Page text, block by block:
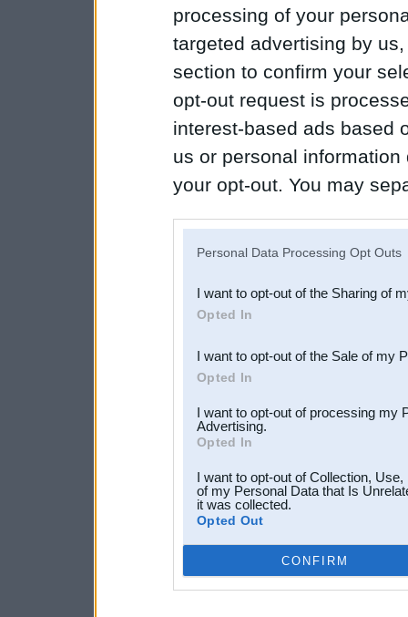
processing of your
targeted advertising by
section to confirm your
opt-out request is
interest-based ads based
us or personal
your opt-out. You may
Downstream Participants
third parties.
Personal Data Processing Opt Outs
I want to opt-out of the Sharing of
Opted In
I want to opt-out of the Sale of my
Opted In
I want to opt-out of processing my
Advertising.
Opted In
I want to opt-out of Collection,
of my Personal Data that Is
it was collected.
Opted Out
CONFIRM